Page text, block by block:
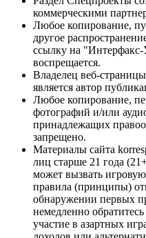
коммерческими
Любое копирование,
другое
ссылку на
воспрещается.
Владелец веб-
является автор
Любое копирование,
фотографий и/или
принадлежащих
запрещено.
Материалы сайта
лиц старше 21 года
может вызвать
правила (принципы)
обнаружении первых
немедленно
участие в азартных